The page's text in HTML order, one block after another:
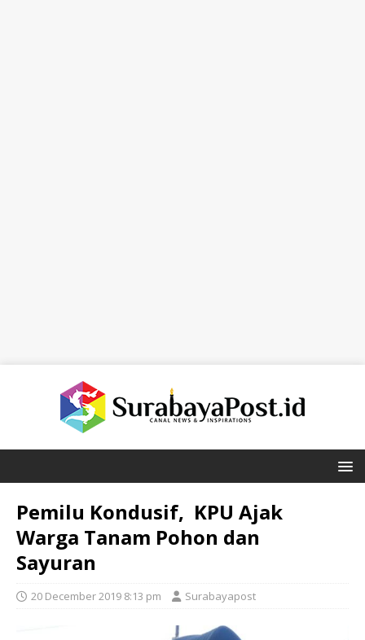
Pemilu Kondusif, KPU Ajak
Warga Tanam Pohon dan
Sayuran
20 December 2019 8:13 pm Surabayapost